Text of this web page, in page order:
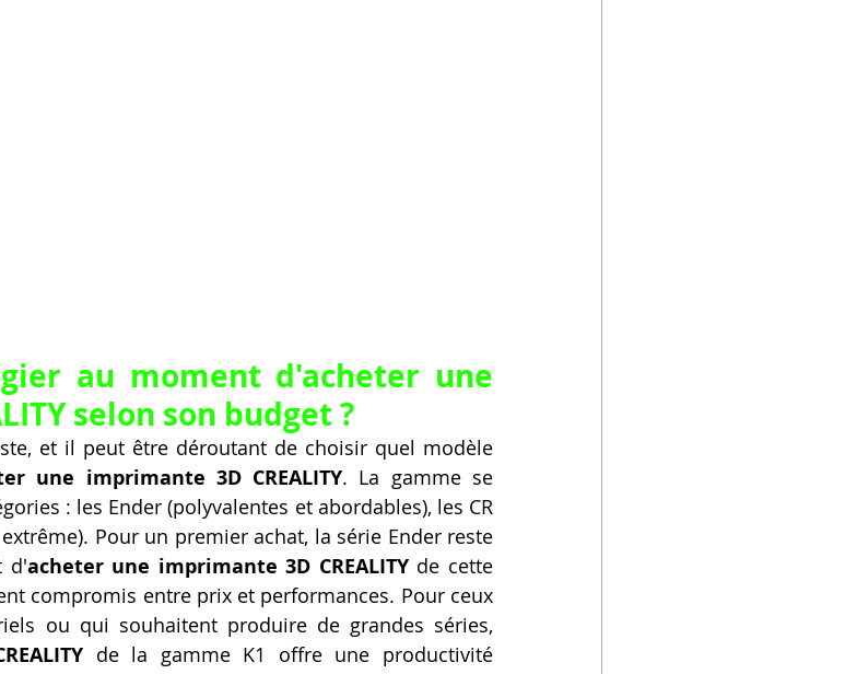
au moment d'acheter une
selon son budget ?
et il peut être déroutant de choisir quel modèle
une imprimante 3D CREALITY. La gamme se
: les Ender (polyvalentes et abordables), les CR
Pour un premier achat, la série Ender reste
d'acheter une imprimante 3D CREALITY de cette
compromis entre prix et performances. Pour ceux
de la gamme K1 offre une productivité